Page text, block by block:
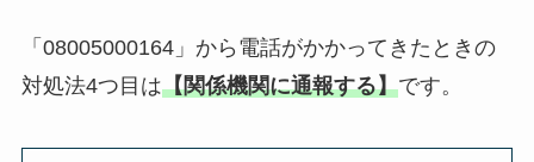
「08005000164」から電話がかかってきたときの
対処法4つ目は【関係機関に通報する】です。